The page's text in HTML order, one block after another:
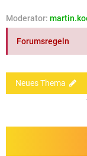
Moderator:
Forumsregeln
Neues Thema